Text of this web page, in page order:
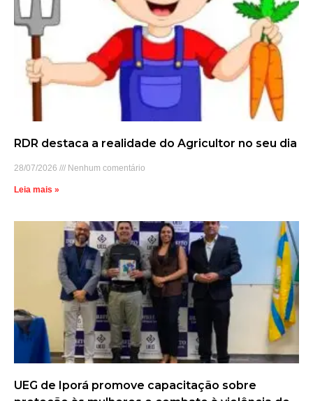
RDR destaca a realidade do Agricultor no seu dia
28/07/2026 Nenhum comentário
Leia mais »
UEG de Iporá promove capacitação sobre